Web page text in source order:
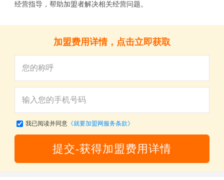
经营指导，帮助加盟者解决相关经营问题。
加盟费用详情，点击立即获取
我已阅读并同意《就要加盟网服务条款》
提交-获得加盟费用详情